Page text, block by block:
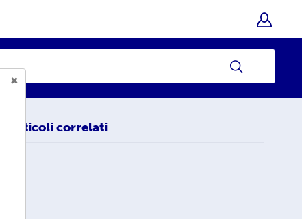
Articoli correlati